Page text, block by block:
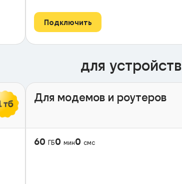
Подключить
для устройств
Для модемов и роутеров
60 ГБ0 мин0 смс